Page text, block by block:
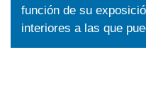
función de su
interiores a las que